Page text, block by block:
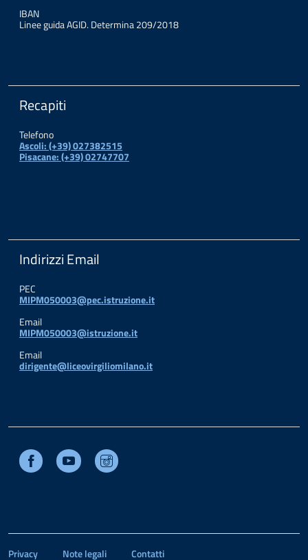
IBAN
Linee guida AGID. Determina 209/2018
Recapiti
Telefono
Ascoli: (+39) 027382515
Pisacane: (+39) 02747707
Indirizzi Email
PEC
MIPM050003@pec.istruzione.it
Email
MIPM050003@istruzione.it
Email
dirigente@liceovirgiliomilano.it
Facebook Youtube
Privacy Note legali Contatti